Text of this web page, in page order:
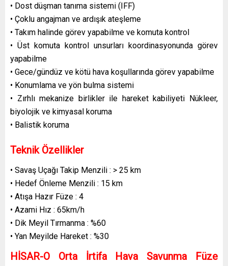
• Dost düşman tanıma sistemi (IFF)
• Çoklu angajman ve ardışık ateşleme
• Takım halinde görev yapabilme ve komuta kontrol
• Üst komuta kontrol unsurları koordinasyonunda görev
yapabilme
• Gece/gündüz ve kötü hava koşullarında görev yapabilme
• Konumlama ve yön bulma sistemi
• Zırhlı mekanize birlikler ile hareket kabiliyeti Nükleer,
biyolojik ve kimyasal koruma
• Balistik koruma
Teknik Özellikler
• Savaş Uçağı Takip Menzili : > 25 km
• Hedef Önleme Menzili : 15 km
• Atışa Hazır Füze : 4
• Azami Hız : 65km/h
• Dik Meyil Tırmanma : %60
• Yan Meyilde Hareket : %30
HİSAR-O Orta İrtifa Hava Savunma Füze